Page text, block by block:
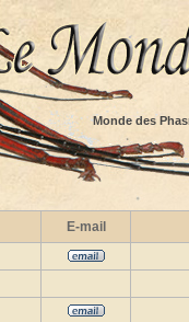
Monde des
E-mail